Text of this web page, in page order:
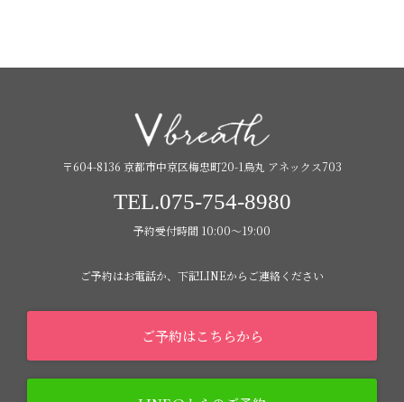
〒604-8136 京都市中京区梅忠町20-1烏丸 アネックス703
TEL.075-754-8980
予約受付時間 10:00〜19:00
ご予約はお電話か、下記LINEからご連絡ください
ご予約はこちらから